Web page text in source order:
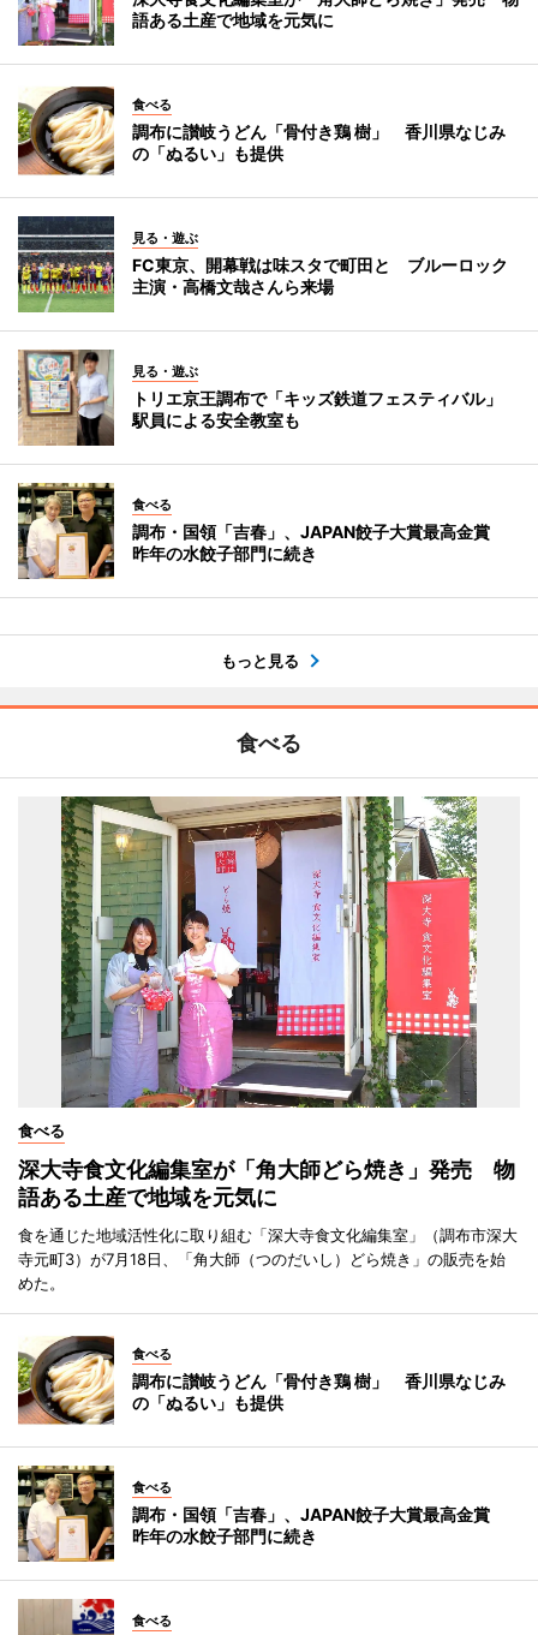
語ある土産で地域を元気に
食べる
調布に讃岐うどん「骨付き鶏 樹」 香川県なじみ
の「ぬるい」も提供
見る・遊ぶ
FC東京、開幕戦は味スタで町田と ブルーロック
主演・高橋文哉さんら来場
見る・遊ぶ
トリエ京王調布で「キッズ鉄道フェスティバル」
駅員による安全教室も
食べる
調布・国領「吉春」、JAPAN餃子大賞最高金賞
昨年の水餃子部門に続き
もっと見る
食べる
食べる
深大寺食文化編集室が「角大師どら焼き」発売 物
語ある土産で地域を元気に
食を通じた地域活性化に取り組む「深大寺食文化編集室」（調布市深大
寺元町3）が7月18日、「角大師（つのだいし）どら焼き」の販売を始
めた。
食べる
調布に讃岐うどん「骨付き鶏 樹」 香川県なじみ
の「ぬるい」も提供
食べる
調布・国領「吉春」、JAPAN餃子大賞最高金賞
昨年の水餃子部門に続き
食べる